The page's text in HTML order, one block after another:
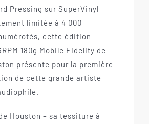
Pressing sur SuperVinyl
limitée à 4 000
cette édition
180g Mobile Fidelity de
présente pour la première
de cette grande artiste
Houston – sa tessiture à